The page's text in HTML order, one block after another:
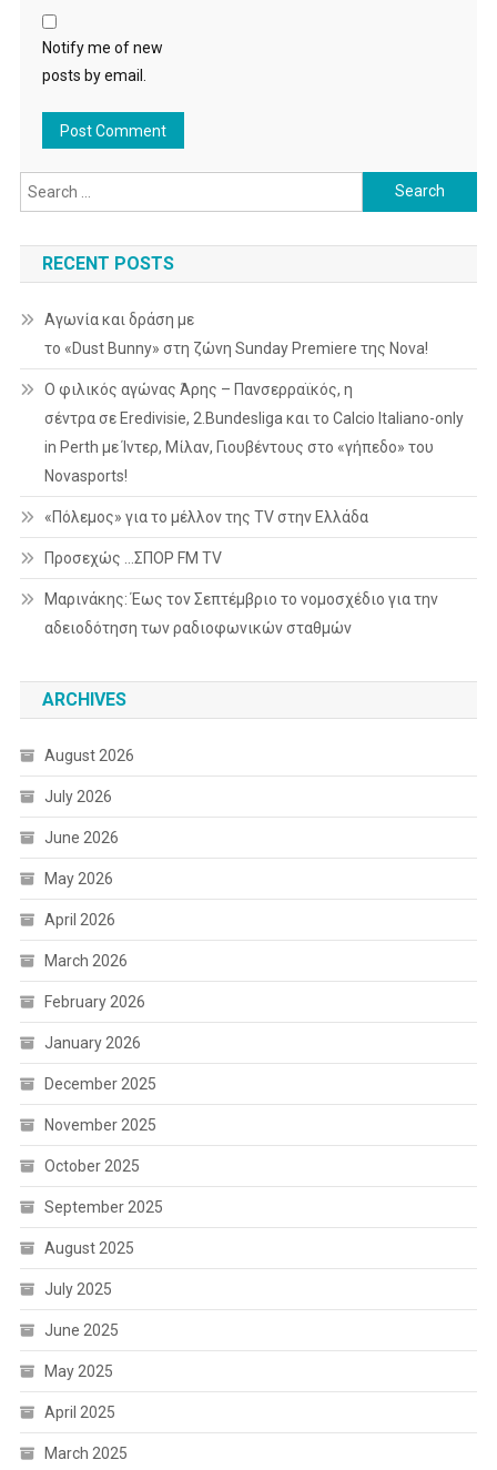
Notify me of new
posts by email.
Search
for:
RECENT POSTS
Αγωνία και δράση με
το «Dust Bunny» στη ζώνη Sunday Premiere της Nova!
Ο φιλικός αγώνας Άρης – Πανσερραϊκός, η
σέντρα σε Eredivisie, 2.Bundesliga και το Calcio Italiano-only
in Perth με Ίντερ, Μίλαν, Γιουβέντους στο «γήπεδο» του
Novasports!
«Πόλεμος» για το μέλλον της TV στην Ελλάδα
Προσεχώς …ΣΠΟΡ FM TV
Μαρινάκης: Έως τον Σεπτέμβριο το νομοσχέδιο για την
αδειοδότηση των ραδιοφωνικών σταθμών
ARCHIVES
August 2026
July 2026
June 2026
May 2026
April 2026
March 2026
February 2026
January 2026
December 2025
November 2025
October 2025
September 2025
August 2025
July 2025
June 2025
May 2025
April 2025
March 2025